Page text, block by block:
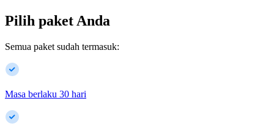
Pilih paket Anda
Semua paket sudah termasuk:
Masa berlaku 30 hari